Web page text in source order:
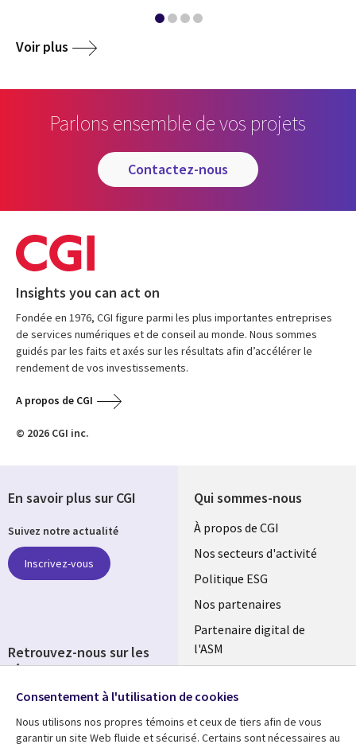
Voir plus
Parlons ensemble de vos projets
contactez-nous
Insights you can act on
Fondée en 1976, CGI figure parmi les plus importantes entreprises
de services numériques et de conseil au monde. Nous sommes
guidés par les faits et axés sur les résultats afin d’accélérer le
rendement de vos investissements.
A propos de CGI
© 2026 CGI inc.
Qui sommes-nous
Useful
links
FRANCE
À propos de CGI
Nos secteurs d'activité
Politique ESG
Nos partenaires
Partenaire digital de
l'ASM
Fusions
En savoir plus sur CGI
Suivez notre actualité
Inscrivez-vous
Retrouvez-nous sur les
réseaux
Social
Media
FRANCE
Consentement à l'utilisation de cookies
Nous utilisons nos propres témoins et ceux de tiers afin de vous
garantir un site Web fluide et sécurisé. Certains sont nécessaires au